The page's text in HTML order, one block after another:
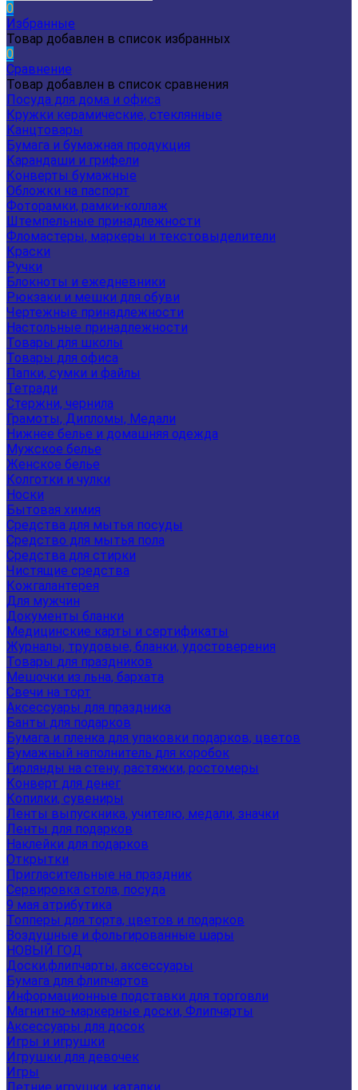
0
Избранные
Товар добавлен в список избранных
0
Сравнение
Товар добавлен в список сравнения
Посуда для дома и офиса
Кружки керамические, стеклянные
Канцтовары
Бумага и бумажная продукция
Карандаши и грифели
Конверты бумажные
Обложки на паспорт
Фоторамки, рамки-коллаж
Штемпельные принадлежности
Фломастеры, маркеры и текстовыделители
Краски
Ручки
Блокноты и ежедневники
Рюкзаки и мешки для обуви
Чертежные принадлежности
Настольные принадлежности
Товары для школы
Товары для офиса
Папки, сумки и файлы
Тетради
Стержни, чернила
Грамоты, Дипломы, Медали
Нижнее белье и домашняя одежда
Мужское белье
Женское белье
Колготки и чулки
Носки
Бытовая химия
Средства для мытья посуды
Средство для мытья пола
Средства для стирки
Чистящие средства
Кожгалантерея
Для мужчин
Документы бланки
Медицинские карты и сертификаты
Журналы, трудовые, бланки, удостоверения
Товары для праздников
Мешочки из льна, бархата
Свечи на торт
Аксессуары для праздника
Банты для подарков
Бумага и пленка для упаковки подарков, цветов
Бумажный наполнитель для коробок
Гирлянды на стену, растяжки, ростомеры
Конверт для денег
Копилки, сувениры
Ленты выпускника, учителю, медали, значки
Ленты для подарков
Наклейки для подарков
Открытки
Пригласительные на праздник
Сервировка стола, посуда
9 мая атрибутика
Топперы для торта, цветов и подарков
Воздушные и фольгированные шары
НОВЫЙ ГОД
Доски,флипчарты, аксессуары
Бумага для флипчартов
Информационные подставки для торговли
Магнитно-маркерные доски, Флипчарты
Аксессуары для досок
Игры и игрушки
Игрушки для девочек
Игры